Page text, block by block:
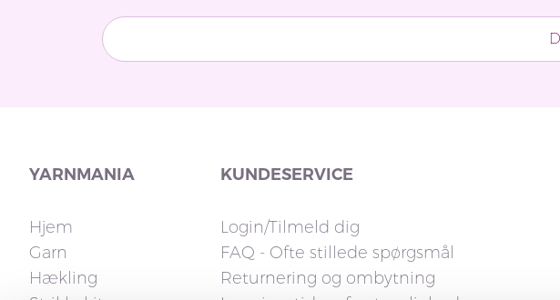
YARNMANIA
Hjem
Garn
Hækling
KUNDESERVICE
Login/Tilmeld dig
FAQ - Ofte stillede spørgsmål
Returnering og ombytning